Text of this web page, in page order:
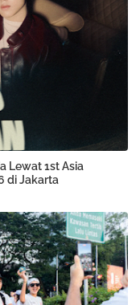
Lewat 1st Asia
di Jakarta